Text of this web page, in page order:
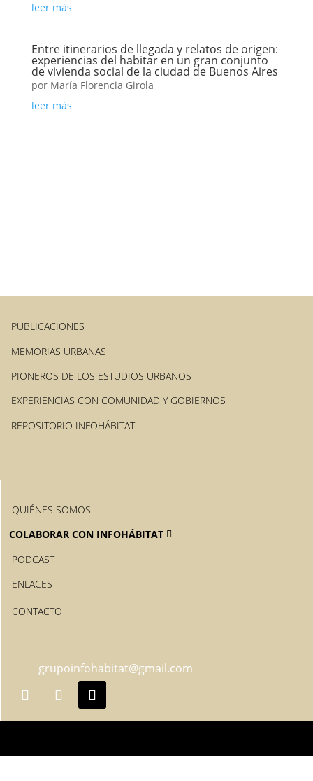
leer más
Entre itinerarios de llegada y relatos de origen:
experiencias del habitar en un gran conjunto
de vivienda social de la ciudad de Buenos Aires
por María Florencia Girola
leer más
PUBLICACIONES
MEMORIAS URBANAS
PIONEROS DE LOS ESTUDIOS URBANOS
EXPERIENCIAS CON COMUNIDAD Y GOBIERNOS
REPOSITORIO INFOHÁBITAT
QUIÉNES SOMOS
COLABORAR CON INFOHÁBITAT
PODCAST
ENLACES
CONTACTO
grupoinfohabitat@gmail.com